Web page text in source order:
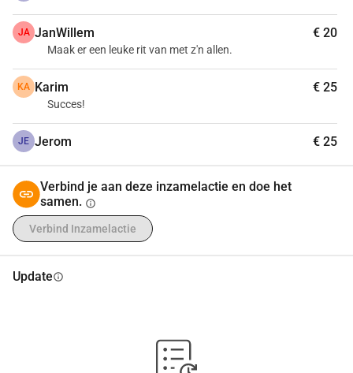
JA JanWillem € 20
Maak er een leuke rit van met z'n allen.
KA Karim € 25
Succes!
JE Jerom € 25
Verbind je aan deze inzamelactie en doe het
samen. info
Verbind Inzamelactie
Updateinfo